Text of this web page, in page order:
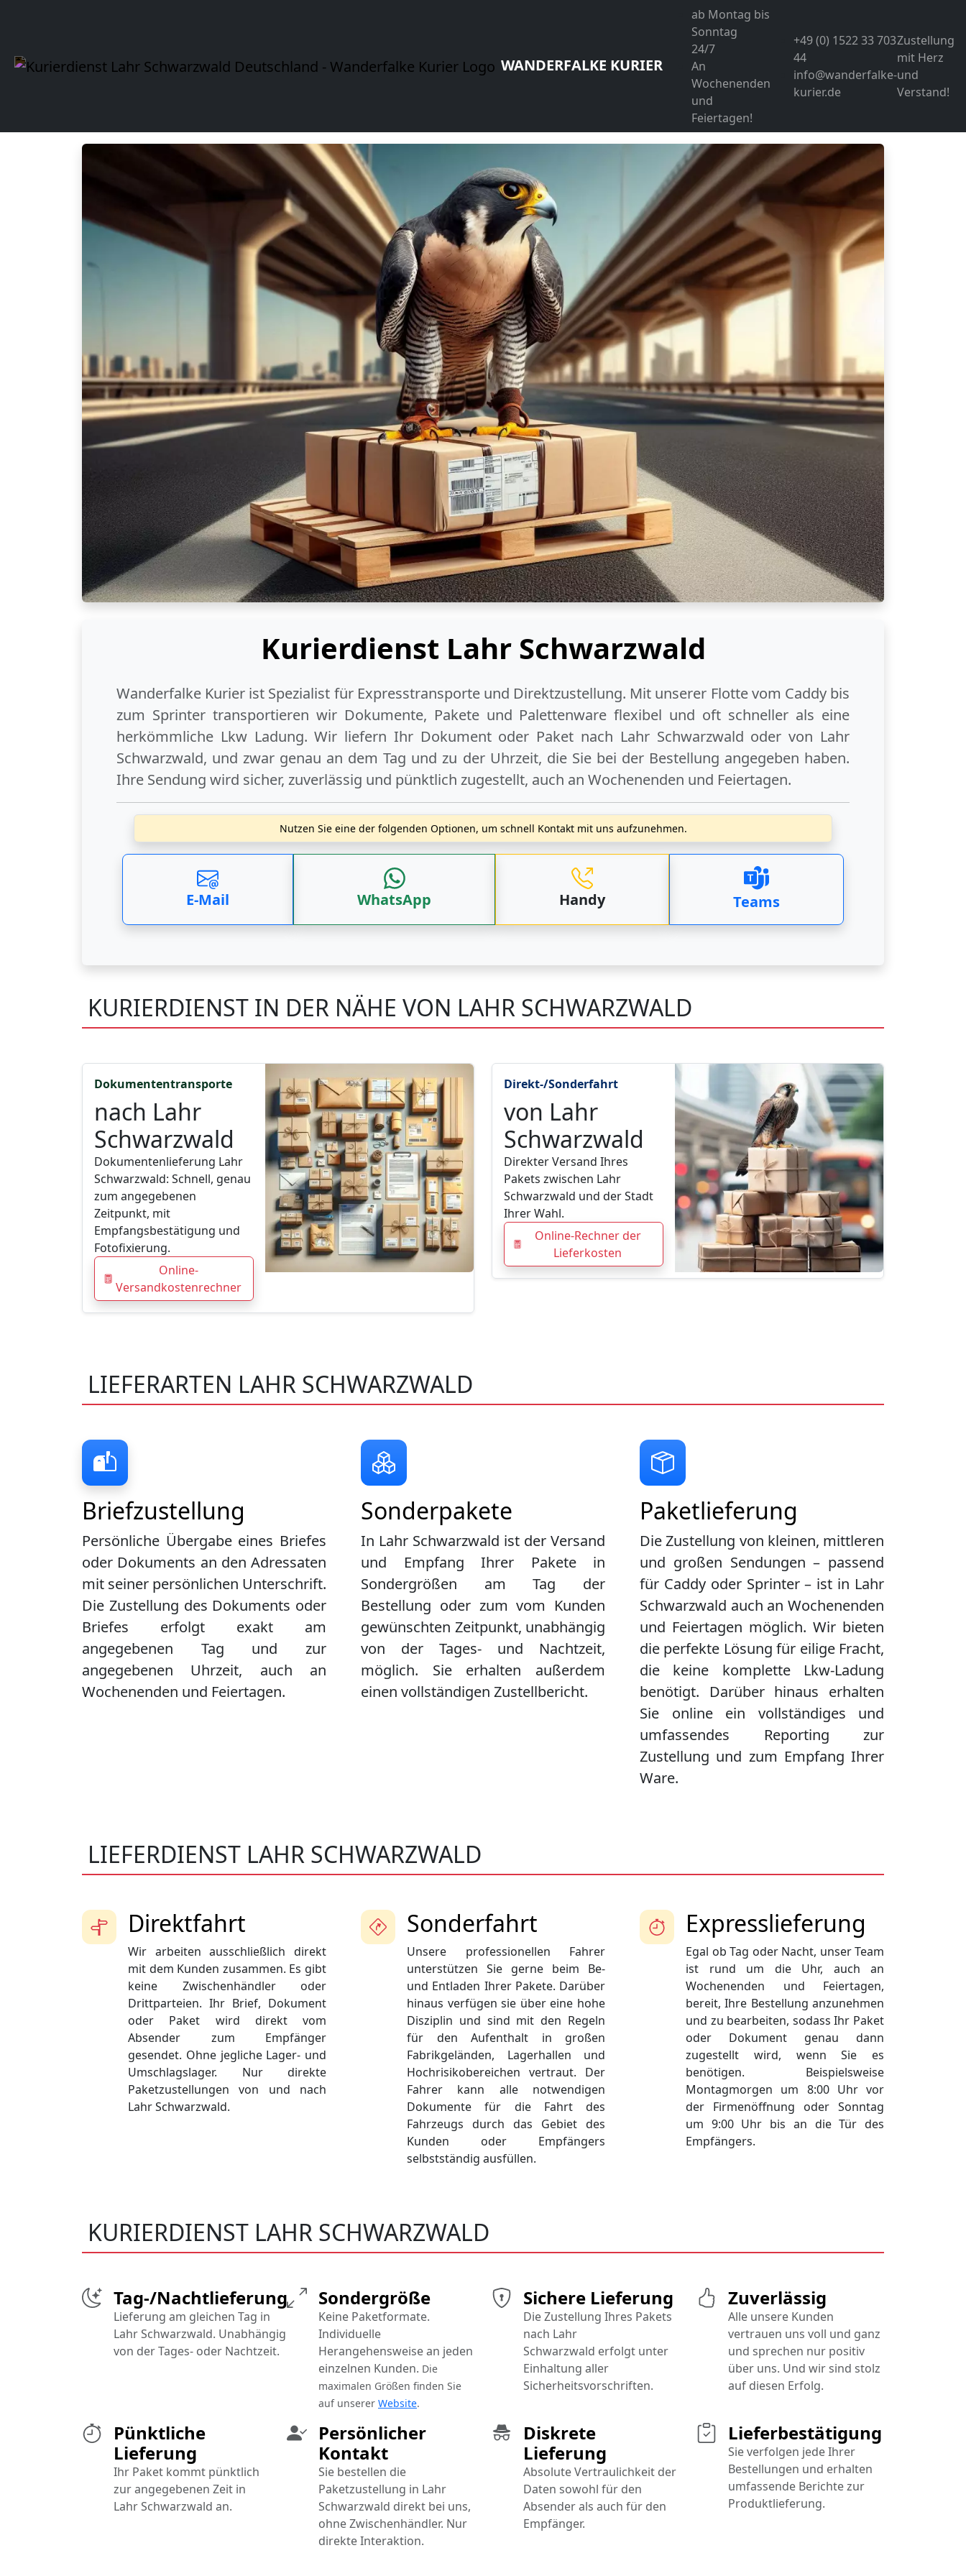
WANDERFALKE KURIER
ab Montag bis
Sonntag
24/7
An
Wochenenden
und
Feiertagen!
+49 (0) 1522 33 703
44
info@wanderfalke-
kurier.de
Zustellung
mit Herz
und
Verstand!
Kurierdienst Lahr Schwarzwald
Wanderfalke Kurier ist Spezialist für Expresstransporte und Direktzustellung. Mit unserer Flotte vom Caddy bis
zum Sprinter transportieren wir Dokumente, Pakete und Palettenware flexibel und oft schneller als eine
herkömmliche Lkw Ladung. Wir liefern Ihr Dokument oder Paket nach Lahr Schwarzwald odervon Lahr
Schwarzwald, und zwar genau an dem Tag und zu der Uhrzeit, die Sie bei der Bestellung angegeben haben.
Ihre Sendung wird sicher, zuverlässig und pünktlich zugestellt, auch an Wochenenden und Feiertagen.
Nutzen Sie eine der folgenden Optionen, um schnell Kontakt mit uns aufzunehmen.
E-Mail WhatsApp Handy Teams
KURIERDIENST IN DER NÄHE VON LAHR SCHWARZWALD
Direkt-/Sonderfahrt
von Lahr
Schwarzwald
Direkter Versand Ihres
Pakets zwischen Lahr
Schwarzwald und der Stadt
Ihrer Wahl.
Online-Rechner der
Lieferkosten
Dokumententransporte
nach Lahr
Schwarzwald
Dokumentenlieferung Lahr
Schwarzwald: Schnell, genau
zum angegebenen
Zeitpunkt, mit
Empfangsbestätigung und
Fotofixierung.
Online-
Versandkostenrechner
LIEFERARTEN LAHR SCHWARZWALD
Briefzustellung
Persönliche Übergabe eines Briefes
oder Dokuments an den Adressaten
mit seiner persönlichen Unterschrift.
Die Zustellung des Dokuments oder
Briefes erfolgt exakt am
angegebenen Tag und zur
angegebenen Uhrzeit, auch an
Wochenenden und Feiertagen.
Paketlieferung
Die Zustellung von kleinen, mittleren
und großen Sendungen – passend
für Caddy oder Sprinter – ist in Lahr
Schwarzwald auch an Wochenenden
und Feiertagen möglich. Wir bieten
die perfekte Lösung für eilige Fracht,
die keine komplette Lkw-Ladung
benötigt. Darüber hinaus erhalten
Sie online ein vollständiges und
umfassendes Reporting zur
Zustellung und zum Empfang Ihrer
Ware.
Sonderpakete
In Lahr Schwarzwald ist der Versand
und Empfang Ihrer Pakete in
Sondergrößen am Tag der
Bestellung oder zum vom Kunden
gewünschten Zeitpunkt, unabhängig
von der Tages- und Nachtzeit,
möglich. Sie erhalten außerdem
einen vollständigen Zustellbericht.
LIEFERDIENST LAHR SCHWARZWALD
Sonderfahrt
Unsere professionellen Fahrer
unterstützen Sie gerne beim Be-
und Entladen Ihrer Pakete. Darüber
hinaus verfügen sie über eine hohe
Disziplin und sind mit den Regeln
für den Aufenthalt in großen
Fabrikgeländen, Lagerhallen und
Hochrisikobereichen vertraut. Der
Fahrer kann alle notwendigen
Dokumente für die Fahrt des
Fahrzeugs durch das Gebiet des
Kunden oder Empfängers
selbstständig ausfüllen.
Direktfahrt
Wir arbeiten ausschließlich direkt
mit dem Kunden zusammen. Es gibt
keine Zwischenhändler oder
Drittparteien. Ihr Brief, Dokument
oder Paket wird direkt vom
Absender zum Empfänger
gesendet. Ohne jegliche Lager- und
Umschlagslager. Nur direkte
Paketzustellungen von und nach
Lahr Schwarzwald.
Expresslieferung
Egal ob Tag oder Nacht, unser Team
ist rund um die Uhr, auch an
Wochenenden und Feiertagen,
bereit, Ihre Bestellung anzunehmen
und zu bearbeiten, sodass Ihr Paket
oder Dokument genau dann
zugestellt wird, wenn Sie es
benötigen. Beispielsweise
Montagmorgen um 8:00 Uhr vor
der Firmenöffnung oder Sonntag
um 9:00 Uhr bis an die Tür des
Empfängers.
KURIERDIENST LAHR SCHWARZWALD
Pünktliche
Lieferung
Ihr Paket kommt pünktlich
zur angegebenen Zeit in
Lahr Schwarzwald an.
Sichere Lieferung
Die Zustellung Ihres Pakets
nach Lahr
Schwarzwald erfolgt unter
Einhaltung aller
Sicherheitsvorschriften.
Diskrete
Lieferung
Absolute Vertraulichkeit der
Daten sowohl für den
Absender als auch für den
Empfänger.
Tag-/Nachtlieferung
Lieferung am gleichen Tag in
Lahr Schwarzwald. Unabhängig
von der Tages- oder Nachtzeit.
Persönlicher
Kontakt
Sie bestellen die
Paketzustellung in Lahr
Schwarzwald direkt bei uns,
ohne Zwischenhändler. Nur
direkte Interaktion.
Sondergröße
Keine Paketformate.
Individuelle
Herangehensweise an jeden
einzelnen Kunden. Die
maximalen Größen finden Sie
auf unserer Website.
Lieferbestätigung
Sie verfolgen jede Ihrer
Bestellungen und erhalten
umfassende Berichte zur
Produktlieferung.
Zuverlässig
Alle unsere Kunden
vertrauen uns voll und ganz
und sprechen nur positiv
über uns. Und wir sind stolz
auf diesen Erfolg.